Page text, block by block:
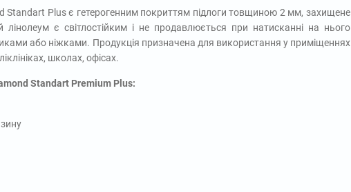
Standart Plus є гетерогенним покриттям підлоги товщиною 2 мм, захищене
є світлостійким і не продавлюється при натисканні на нього
або ніжками. Продукція призначена для використання у приміщеннях
школах, офісах.
Standart Premium Plus: